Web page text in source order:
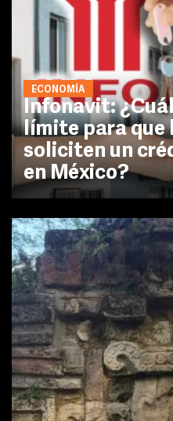
ECONOMÍA
Infonavit:
límite para que
soliciten un
en México?